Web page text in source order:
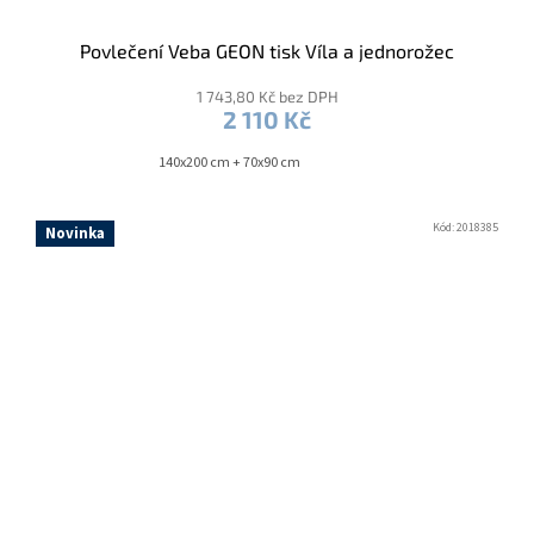
Povlečení Veba GEON tisk Víla a jednorožec
1 743,80 Kč bez DPH
2 110 Kč
140x200 cm + 70x90 cm
Novinka Kód:2018385